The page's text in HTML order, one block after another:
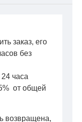
заказ, его
без
часа
от общей
возвращена,